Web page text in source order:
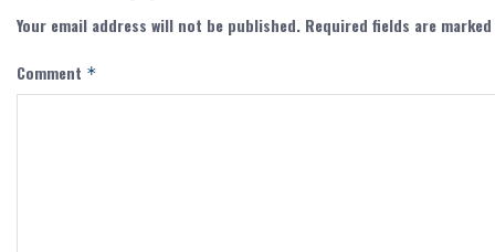
Your email address will not be published. Required fields are marked
Comment *